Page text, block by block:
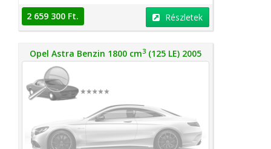
2 659 300 Ft. Részletek
Opel Astra Benzin 1800 cm3 (125 LE) 2005